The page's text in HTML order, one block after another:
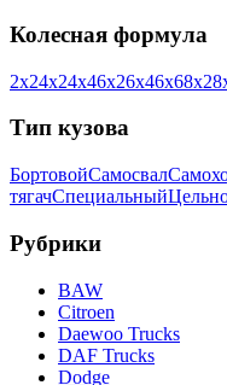
Колесная формула
2х24х24х46х26х46х68х2
Тип кузова
БортовойСамосвал
тягачСпециальный
Рубрики
BAW
Citroen
Daewoo Trucks
DAF Trucks
Dodge